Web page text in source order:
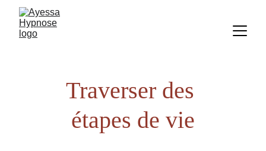
Traverser des
étapes de vie